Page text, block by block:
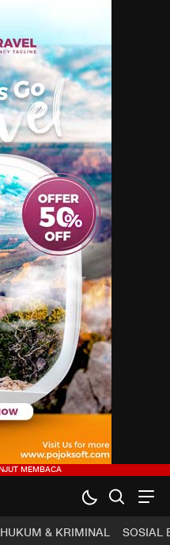
HUKUM & KRIMINAL SOSIAL